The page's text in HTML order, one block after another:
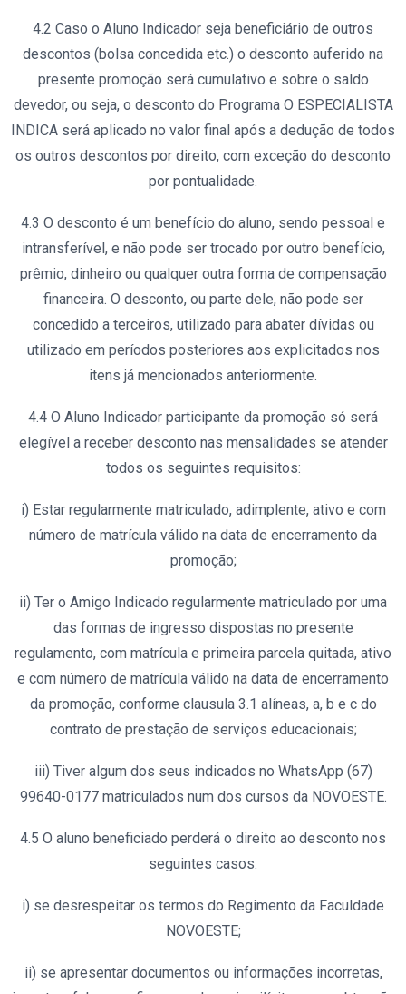
4.2 Caso o Aluno Indicador seja beneficiário de outros
descontos (bolsa concedida etc.) o desconto auferido na
presente promoção será cumulativo e sobre o saldo
devedor, ou seja, o desconto do Programa O ESPECIALISTA
INDICA será aplicado no valor final após a dedução de todos
os outros descontos por direito, com exceção do desconto
por pontualidade.
4.3 O desconto é um benefício do aluno, sendo pessoal e
intransferível, e não pode ser trocado por outro benefício,
prêmio, dinheiro ou qualquer outra forma de compensação
financeira. O desconto, ou parte dele, não pode ser
concedido a terceiros, utilizado para abater dívidas ou
utilizado em períodos posteriores aos explicitados nos
itens já mencionados anteriormente.
4.4 O Aluno Indicador participante da promoção só será
elegível a receber desconto nas mensalidades se atender
todos os seguintes requisitos:
i) Estar regularmente matriculado, adimplente, ativo e com
número de matrícula válido na data de encerramento da
promoção;
ii) Ter o Amigo Indicado regularmente matriculado por uma
das formas de ingresso dispostas no presente
regulamento, com matrícula e primeira parcela quitada, ativo
e com número de matrícula válido na data de encerramento
da promoção, conforme clausula 3.1 alíneas, a, b e c do
contrato de prestação de serviços educacionais;
iii) Tiver algum dos seus indicados no WhatsApp (67)
99640-0177 matriculados num dos cursos da NOVOESTE.
4.5 O aluno beneficiado perderá o direito ao desconto nos
seguintes casos:
i) se desrespeitar os termos do Regimento da Faculdade
NOVOESTE;
ii) se apresentar documentos ou informações incorretas,